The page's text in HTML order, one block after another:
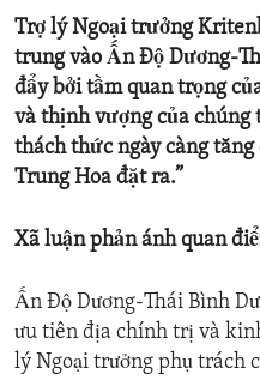
Trợ lý Ngoại trưởng
trung vào Ấn Độ Dương-
đẩy bởi tầm quan trọng
và thịnh vượng của chúng
thách thức ngày càng
Trung Hoa đặt ra.”
Xã luận phản ánh quan
Ấn Độ Dương-Thái Bình
ưu tiên địa chính trị và
lý Ngoại trưởng phụ trách